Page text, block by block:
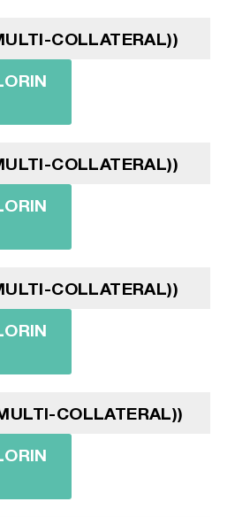
COLLATERAL))
COLLATERAL))
COLLATERAL))
COLLATERAL))